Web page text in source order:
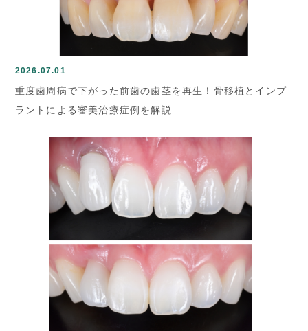
2026.07.01
重度歯周病で下がった前歯の歯茎を再生！骨移植とインプ
ラントによる審美治療症例を解説